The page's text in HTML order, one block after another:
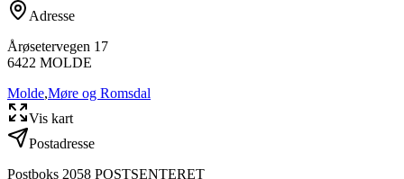
Adresse
Årøsetervegen 17
6422 MOLDE
Molde,Møre og Romsdal
Vis kart
Postadresse
Postboks 2058 POSTSENTERET